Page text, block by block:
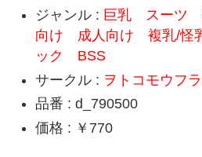
ジャンル : 巨乳 スーツ
向け
成人向け 複乳/怪
ック
BSS
サークル : ヲトコモウフ
品番 : d_790500
価格 : ￥770